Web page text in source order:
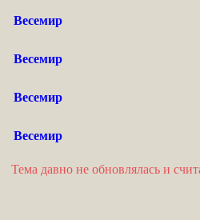
Весемир
Весемир
Весемир
Весемир
Тема давно не обновлялась и